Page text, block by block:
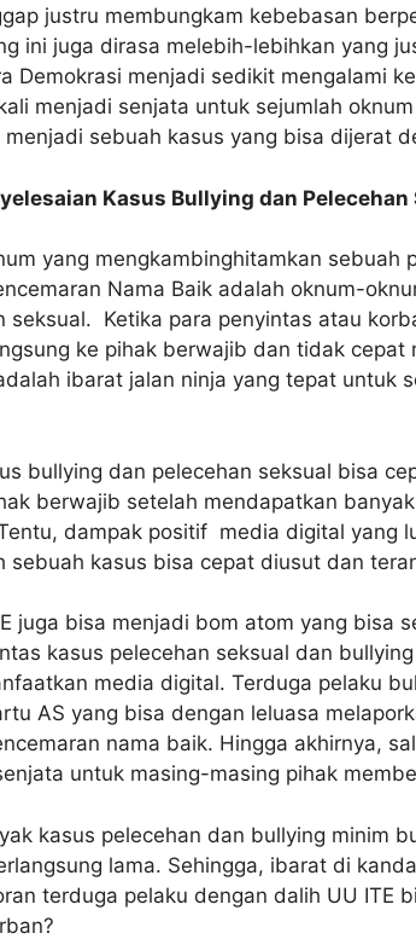
justru membungkam kebebasan
ini juga dirasa melebih-lebihkan yang
Demokrasi menjadi sedikit mengalami
menjadi senjata untuk sejumlah oknum
menjadi sebuah kasus yang bisa dijerat
Kasus Bullying dan Pelecehan
yang mengkambinghitamkan sebuah
Nama Baik adalah oknum-
seksual. Ketika para penyintas atau
ke pihak berwajib dan tidak cepat
ibarat jalan ninja yang tepat untuk
bullying dan pelecehan seksual bisa
berwajib setelah mendapatkan
dampak positif media digital yang
sebuah kasus bisa cepat diusut dan
juga bisa menjadi bom atom yang bisa
kasus pelecehan seksual dan
media digital. Terduga pelaku
AS yang bisa dengan leluasa
nama baik. Hingga akhirnya,
untuk masing-masing pihak
kasus pelecehan dan bullying minim
lama. Sehingga, ibarat di
terduga pelaku dengan dalih UU ITE